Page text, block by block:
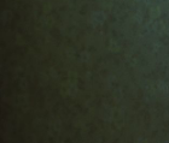
...